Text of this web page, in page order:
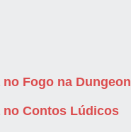
Fogo na Dungeon
no Contos Lúdicos